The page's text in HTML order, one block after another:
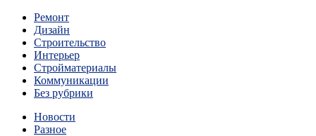
Перейти
содержимому
Ремонт
Дизайн
Строительство
Интерьер
Стройматериалы
Коммуникации
Без рубрики
Новости
Разное